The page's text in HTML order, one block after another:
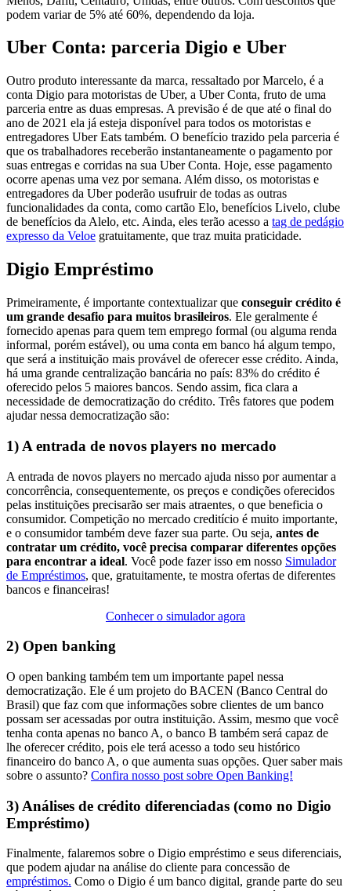
podem variar de 5% até 60%, dependendo da loja.
Uber Conta: parceria Digio e Uber
Outro produto interessante da marca, ressaltado por Marcelo, é a
conta Digio para motoristas de Uber, a Uber Conta, fruto de uma
parceria entre as duas empresas. A previsão é de que até o final do
ano de 2021 ela já esteja disponível para todos os motoristas e
entregadores Uber Eats também. O benefício trazido pela parceria é
que os trabalhadores receberão instantaneamente o pagamento por
suas entregas e corridas na sua Uber Conta. Hoje, esse pagamento
ocorre apenas uma vez por semana. Além disso, os motoristas e
entregadores da Uber poderão usufruir de todas as outras
funcionalidades da conta, como cartão Elo, benefícios Livelo, clube
de benefícios da Alelo, etc. Ainda, eles terão acesso a tag de pedágio
expresso da Veloe gratuitamente, que traz muita praticidade.
Digio Empréstimo
Primeiramente, é importante contextualizar que conseguir crédito é
um grande desafio para muitos brasileiros. Ele geralmente é
fornecido apenas para quem tem emprego formal (ou alguma renda
informal, porém estável), ou uma conta em banco há algum tempo,
que será a instituição mais provável de oferecer esse crédito. Ainda,
há uma grande centralização bancária no país: 83% do crédito é
oferecido pelos 5 maiores bancos. Sendo assim, fica clara a
necessidade de democratização do crédito. Três fatores que podem
ajudar nessa democratização são:
1) A entrada de novos players no mercado
A entrada de novos players no mercado ajuda nisso por aumentar a
concorrência, consequentemente, os preços e condições oferecidos
pelas instituições precisarão ser mais atraentes, o que beneficia o
consumidor. Competição no mercado creditício é muito importante,
e o consumidor também deve fazer sua parte. Ou seja, antes de
contratar um crédito, você precisa comparar diferentes opções
para encontrar a ideal. Você pode fazer isso em nosso Simulador
de Empréstimos, que, gratuitamente, te mostra ofertas de diferentes
bancos e financeiras!
Conhecer o simulador agora
2) Open banking
O open banking também tem um importante papel nessa
democratização. Ele é um projeto do BACEN (Banco Central do
Brasil) que faz com que informações sobre clientes de um banco
possam ser acessadas por outra instituição. Assim, mesmo que você
tenha conta apenas no banco A, o banco B também será capaz de
lhe oferecer crédito, pois ele terá acesso a todo seu histórico
financeiro do banco A, o que aumenta suas opções. Quer saber mais
sobre o assunto? Confira nosso post sobre Open Banking!
3) Análises de crédito diferenciadas (como no Digio
Empréstimo)
Finalmente, falaremos sobre o Digio empréstimo e seus diferenciais,
que podem ajudar na análise do cliente para concessão de
empréstimos. Como o Digio é um banco digital, grande parte do seu